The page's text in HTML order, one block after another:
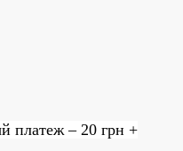
платеж – 20 грн +